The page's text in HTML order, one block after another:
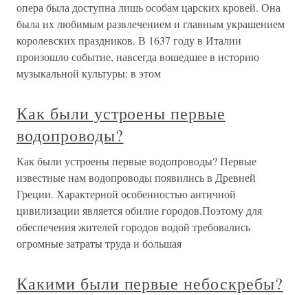
опера была доступна лишь особам царских кровей. Она
была их любимым развлечением и главным украшением
королевских праздников. В 1637 году в Италии
произошло событие, навсегда вошедшее в историю
музыкальной культуры: в этом
Как были устроены первые
водопроводы?
Как были устроены первые водопроводы? Первые
известные нам водопроводы появились в Древней
Греции. Характерной особенностью античной
цивилизации является обилие городов.Поэтому для
обеспечения жителей городов водой требовались
огромные затраты труда и большая
Какими были первые небоскребы?